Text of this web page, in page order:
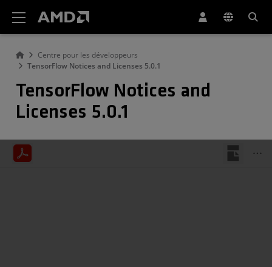
Centre pour les développeurs
TensorFlow Notices and Licenses 5.0.1
TensorFlow Notices and
Licenses 5.0.1